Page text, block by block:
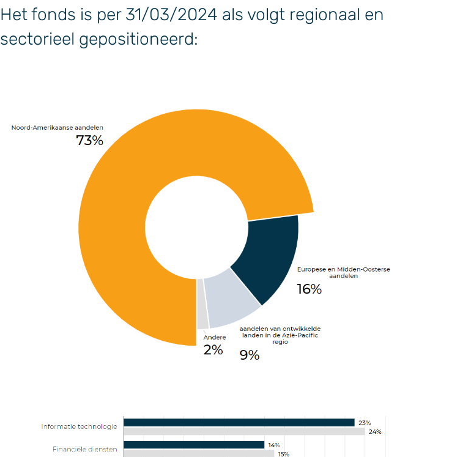
Het fonds is per 31/03/2024 als volgt regionaal en
sectorieel gepositioneerd: